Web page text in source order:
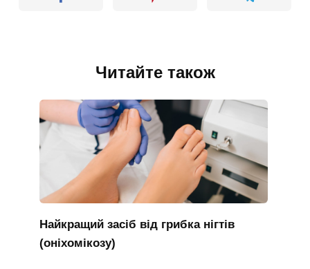
Читайте також
Найкращий засіб від грибка нігтів
(оніхомікозу)